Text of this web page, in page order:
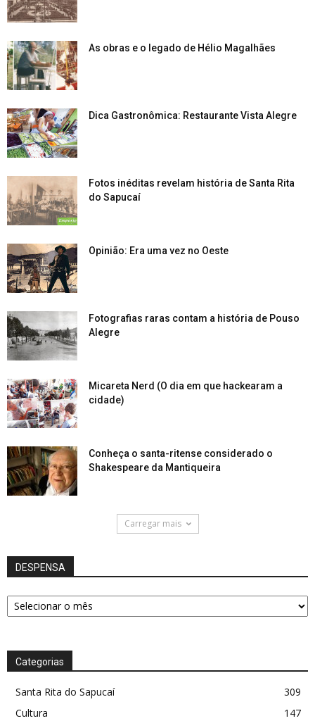
As obras e o legado de Hélio Magalhães
Dica Gastronômica: Restaurante Vista Alegre
Fotos inéditas revelam história de Santa Rita
do Sapucaí
Opinião: Era uma vez no Oeste
Fotografias raras contam a história de Pouso
Alegre
Micareta Nerd (O dia em que hackearam a
cidade)
Conheça o santa-ritense considerado o
Shakespeare da Mantiqueira
Carregar mais
DESPENSA
DESPENSA
Categorias
Santa Rita do Sapucaí
309
Cultura
147